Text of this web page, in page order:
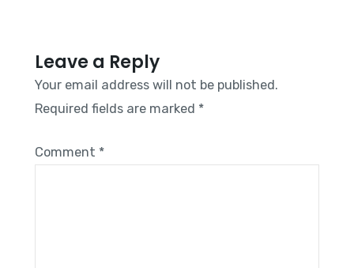
Leave a Reply
Your email address will not be published.
Required fields are marked *
Comment *